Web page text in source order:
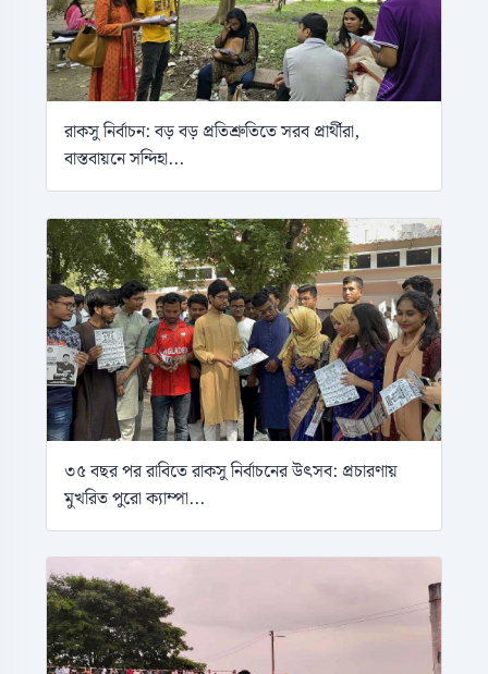
রাকসু নির্বাচন: বড় বড় প্রতিশ্রুতিতে সরব প্রার্থীরা,
বাস্তবায়নে সন্দিহা...
৩৫ বছর পর রাবিতে রাকসু নির্বাচনের উৎসব: প্রচারণায়
মুখরিত পুরো ক্যাম্পা...